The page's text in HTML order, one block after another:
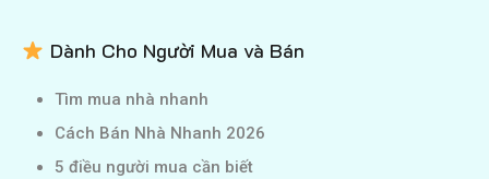
Dành Cho Người Mua và Bán
Tìm mua nhà nhanh
Cách Bán Nhà Nhanh 2026
5 điều người mua cần biết